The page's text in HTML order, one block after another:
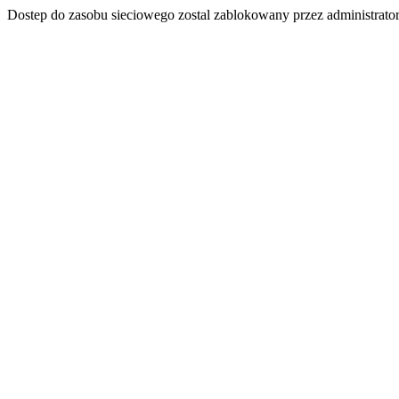
Dostep do zasobu sieciowego zostal zablokowany przez